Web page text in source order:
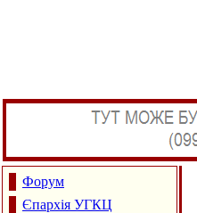
Форум
Єпархія УГКЦ